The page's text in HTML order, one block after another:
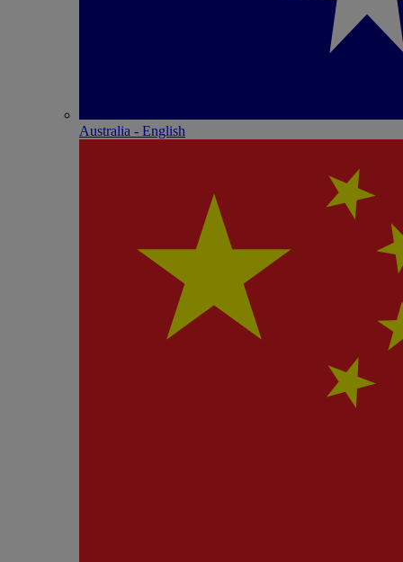
Australia - English